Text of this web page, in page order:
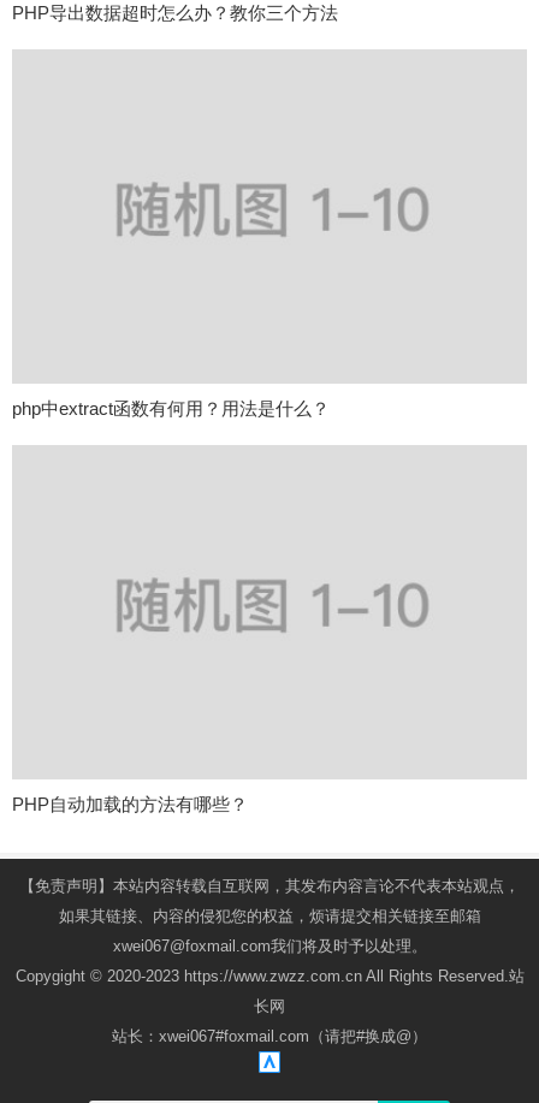
PHP导出数据超时怎么办？教你三个方法
php中extract函数有何用？用法是什么？
PHP自动加载的方法有哪些？
【免责声明】本站内容转载自互联网，其发布内容言论不代表本站观点，
如果其链接、内容的侵犯您的权益，烦请提交相关链接至邮箱
xwei067@foxmail.com我们将及时予以处理。
Copygight © 2020-2023 https://www.zwzz.com.cn All Rights Reserved.站
长网
站长：xwei067#foxmail.com（请把#换成@）